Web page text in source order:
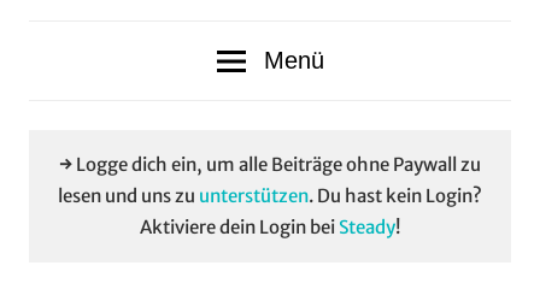
Menü
→ Logge dich ein, um alle Beiträge ohne Paywall zu
lesen und uns zu unterstützen. Du hast kein Login?
Aktiviere dein Login bei Steady!